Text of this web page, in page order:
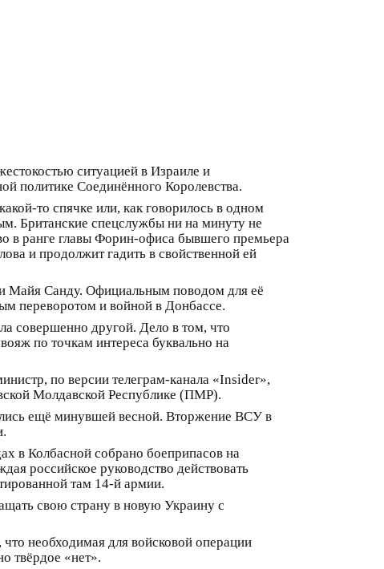
ситуацией в Израиле и
политике Соединённого Королевства.
то спячке или, как говорилось в одном
Британские спецслужбы ни на минуту не
в ранге главы Форин-офиса бывшего премьера
и продолжит гадить в свойственной ей
Майя Санду. Официальным поводом для её
переворотом и войной в Донбассе.
совершенно другой. Дело в том, что
по точкам интереса буквально на
по версии телеграм-канала «Insider»,
Молдавской Республике (ПМР).
ещё минувшей весной. Вторжение ВСУ в
в Колбасной собрано боеприпасов на
российское руководство действовать
там 14-й армии.
свою страну в новую Украину с
необходимая для войсковой операции
твёрдое «нет».